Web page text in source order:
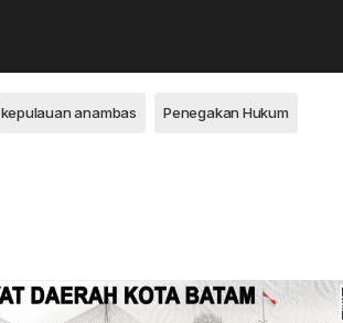
kepulauan anambas Penegakan Hukum